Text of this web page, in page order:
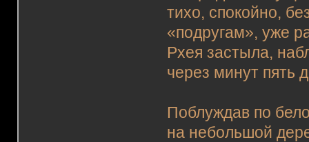
тихо, спокойно,
«подругам», уже
Рхея застыла,
через минут пять
Поблуждав по
на небольшой